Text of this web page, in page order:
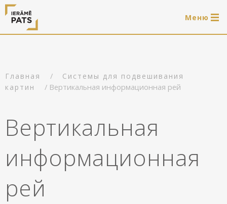
Mеню
Войти
Обрамление
Системы для подвешивания картин
Магазин
Готовые деревянные рамы
Системы для подвешивания картин
Портфолио
Полезно
Главная /
Системы для подвешивания
картин
/ Вертикальная информационная рей
Вертикальная
информационная
рей